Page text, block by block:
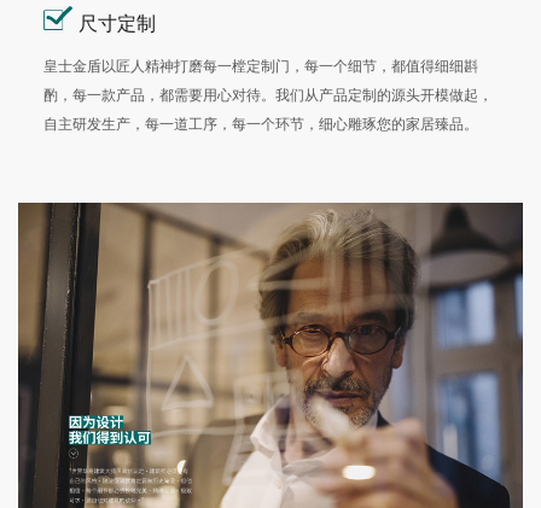
尺寸定制
皇士金盾以匠人精神打磨每一樘定制门，每一个细节，都值得细细斟
酌，每一款产品，都需要用心对待。我们从产品定制的源头开模做起，
自主研发生产，每一道工序，每一个环节，细心雕琢您的家居臻品。